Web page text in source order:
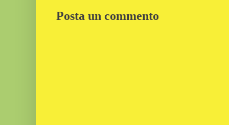
Posta un commento